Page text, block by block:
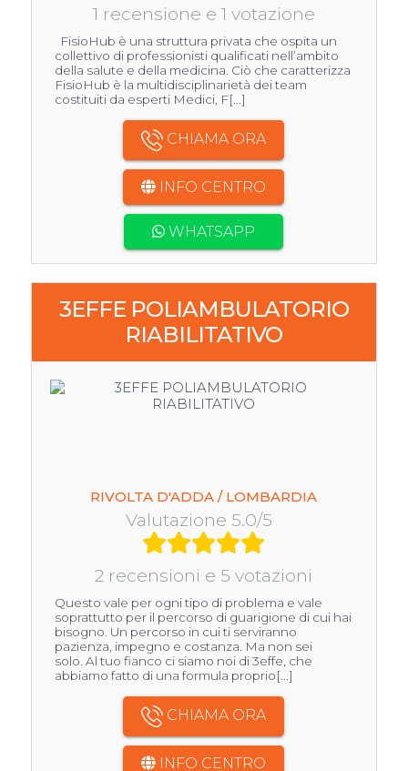
1 recensione e 1 votazione
FisioHub è una struttura privata che ospita un
collettivo di professionisti qualificati nell’ambito
della salute e della medicina. Ciò che caratterizza
FisioHub è la multidisciplinarietà dei team
costituiti da esperti Medici, F[...]
CHIAMA ORA
INFO CENTRO
WHATSAPP
3EFFE POLIAMBULATORIO
RIABILITATIVO
RIVOLTA D'ADDA / LOMBARDIA
Valutazione 5.0/5
2 recensioni e 5 votazioni
Questo vale per ogni tipo di problema e vale
soprattutto per il percorso di guarigione di cui hai
bisogno. Un percorso in cui ti serviranno
pazienza, impegno e costanza. Ma non sei
solo. Al tuo fianco ci siamo noi di 3effe, che
abbiamo fatto di una formula proprio[...]
CHIAMA ORA
INFO CENTRO